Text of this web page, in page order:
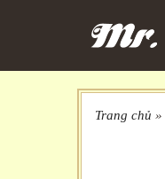
Trang chủ »